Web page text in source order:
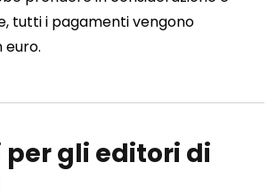
tutti i pagamenti vengono
per gli editori di